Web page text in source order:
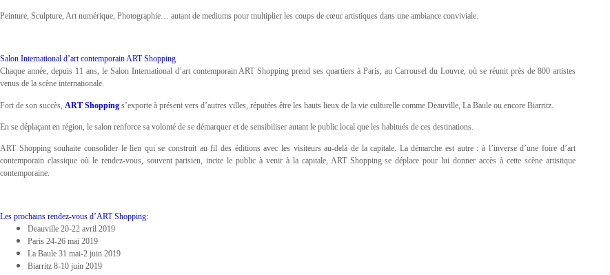
Peinture, Sculpture, Art numérique, Photographie… autant de mediums pour multiplier les coups de cœur artistiques dans une ambiance conviviale.
Salon International d’art contemporain ART Shopping
Chaque année, depuis 11 ans, le Salon International d’art contemporain ART Shopping prend ses quartiers à Paris, au Carrousel du Louvre, où se réunit près de 800 artistes
venus de la scène internationale.
Fort de son succès, ART Shopping s’exporte à présent vers d’autres villes, réputées être les hauts lieux de la vie culturelle comme Deauville, La Baule ou encore Biarritz.
En se déplaçant en région, le salon renforce sa volonté de se démarquer et de sensibiliser autant le public local que les habitués de ces destinations.
ART Shopping souhaite consolider le lien qui se construit au fil des éditions avec les visiteurs au-delà de la capitale. La démarche est autre : à l’inverse d’une foire d’art
contemporain classique où le rendez-vous, souvent parisien, incite le public à venir à la capitale, ART Shopping se déplace pour lui donner accès à cette scène artistique
contemporaine.
Les prochains rendez-vous d’ART Shopping:
Deauville 20-22 avril 2019
Paris 24-26 mai 2019
La Baule 31 mai-2 juin 2019
Biarritz 8-10 juin 2019